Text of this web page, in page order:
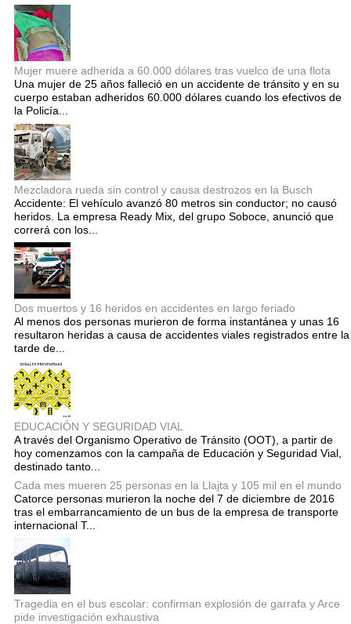
Mujer muere adherida a 60.000 dólares tras vuelco de una flota
Una mujer de 25 años falleció en un accidente de tránsito y en su
cuerpo estaban adheridos 60.000 dólares cuando los efectivos de
la Policía...
Mezcladora rueda sin control y causa destrozos en la Busch
Accidente: El vehículo avanzó 80 metros sin conductor; no causó
heridos. La empresa Ready Mix, del grupo Soboce, anunció que
correrá con los...
Dos muertos y 16 heridos en accidentes en largo feriado
Al menos dos personas murieron de forma instantánea y unas 16
resultaron heridas a causa de accidentes viales registrados entre la
tarde de...
EDUCACIÓN Y SEGURIDAD VIAL
A través del Organismo Operativo de Tránsito (OOT), a partir de
hoy comenzamos con la campaña de Educación y Seguridad Vial,
destinado tanto...
Cada mes mueren 25 personas en la Llajta y 105 mil en el mundo
Catorce personas murieron la noche del 7 de diciembre de 2016
tras el embarrancamiento de un bus de la empresa de transporte
internacional T...
Tragedia en el bus escolar: confirman explosión de garrafa y Arce
pide investigación exhaustiva